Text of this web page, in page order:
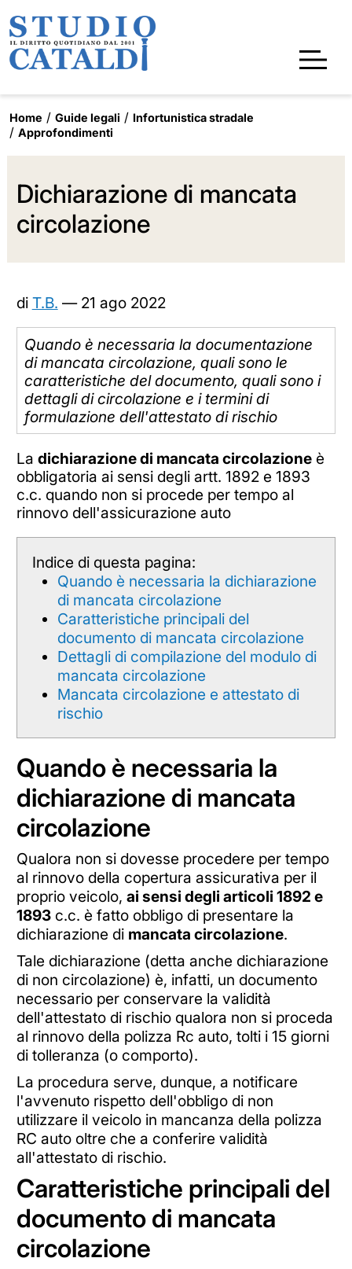
Home Guide legali
Infortunistica stradale
Approfondimenti
Dichiarazione di mancata
circolazione
di T.B. — 21 ago 2022
Quando è necessaria la documentazione
di mancata circolazione, quali sono le
caratteristiche del documento, quali sono i
dettagli di circolazione e i termini di
formulazione dell'attestato di rischio
La dichiarazione di mancata circolazioneè
obbligatoria ai sensi degli artt. 1892 e 1893
c.c. quando non si procede per tempo al
rinnovo dell'assicurazione auto
Indice di questa pagina:
Quando è necessaria la dichiarazione
di mancata circolazione
Caratteristiche principali del
documento di mancata circolazione
Dettagli di compilazione del modulo di
mancata circolazione
Mancata circolazione e attestato di
rischio
Quando è necessaria la
dichiarazione di mancata
circolazione
Qualora non si dovesse procedere per tempo
al rinnovo della copertura assicurativa per il
proprio veicolo, ai sensi degli articoli 1892 e
1893c.c. è fatto obbligo di presentare la
dichiarazione di mancata circolazione.
Tale dichiarazione (detta anche dichiarazione
di non circolazione) è, infatti, un documento
necessario per conservare la validità
dell'attestato di rischio qualora non si proceda
al rinnovo della polizza Rc auto, tolti i 15 giorni
di tolleranza (o comporto).
La procedura serve, dunque, a notificare
l'avvenuto rispetto dell'obbligo di non
utilizzare il veicolo in mancanza della polizza
RC auto oltre che a conferire validità
all'attestato di rischio.
Caratteristiche principali del
documento di mancata
circolazione